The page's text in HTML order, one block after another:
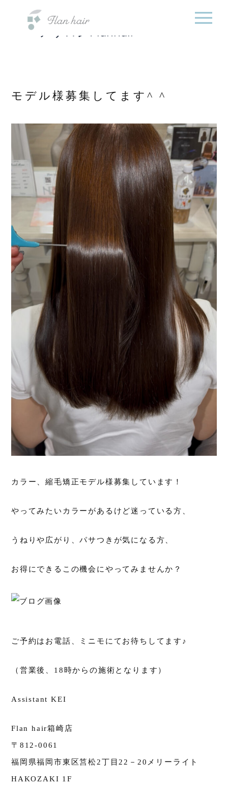
院・半個室オーガニック
ヘアサロンFlanhair
モデル様募集してます^ ^
カラー、縮毛矯正モデル様募集しています！
やってみたいカラーがあるけど迷っている方、
うねりや広がり、パサつきが気になる方、
お得にできるこの機会にやってみませんか？
ご予約はお電話、ミニモにてお待ちしてます♪
（営業後、18時からの施術となります）
Assistant KEI
Flan hair箱崎店
〒812-0061
福岡県福岡市東区筥松2丁目22－20メリーライト
HAKOZAKI 1F